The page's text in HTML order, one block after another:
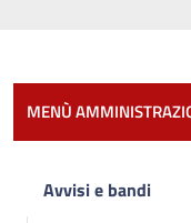
MENÙ
Avvisi e bandi